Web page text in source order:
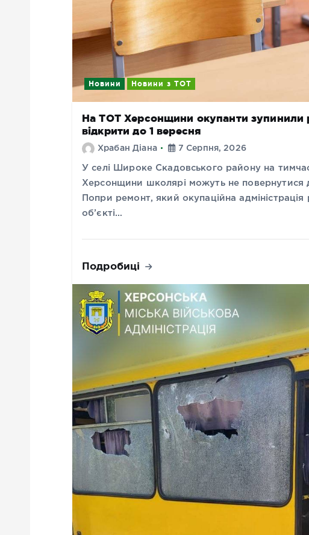
Новини Новини з ТОТ
На ТОТ Херсонщини окупанти зупинили
відкрити до 1 вересня
Храбан Діана 7 Серпня, 2026
У селі Широке Скадовського району на
Херсонщини школярі можуть не повернутися
Попри ремонт, який окупаційна
об’єкті…
Подробиці